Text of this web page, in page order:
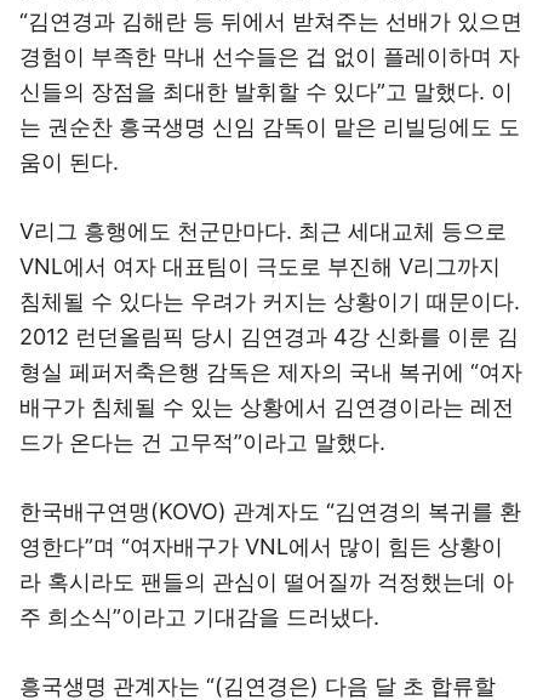
“김연경과 김해란 등 뒤에서 받쳐주는 선배가 있으면
경험이 부족한 막내 선수들은 겁 없이 플레이하며 자
신들의 장점을 최대한 발휘할 수 있다”고 말했다. 이
는 권순찬 흥국생명 신임 감독이 맡은 리빌딩에도 도
움이 된다.
V리그 흥행에도 천군만마다. 최근 세대교체 등으로
VNL에서 여자 대표팀이 극도로 부진해 V리그까지
침체될 수 있다는 우려가 커지는 상황이기 때문이다.
2012 런던올림픽 당시 김연경과 4강 신화를 이룬 김
형실 페퍼저축은행 감독은 제자의 국내 복귀에 “여자
배구가 침체될 수 있는 상황에서 김연경이라는 레전
드가 온다는 건 고무적”이라고 말했다.
한국배구연맹(KOVO) 관계자도 “김연경의 복귀를 환
영한다”며 “여자배구가 VNL에서 많이 힘든 상황이
라 혹시라도 팬들의 관심이 떨어질까 걱정했는데 아
주 희소식”이라고 기대감을 드러냈다.
흥국생명 관계자는 “(김연경은) 다음 달 초 합류할